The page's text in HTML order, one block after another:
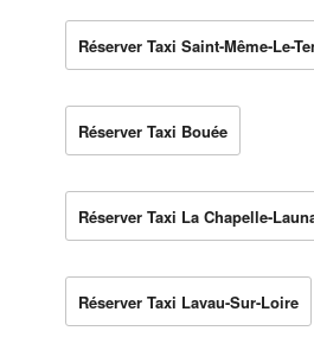
Réserver Taxi Saint-Même-Le-
Réserver Taxi Bouée
Réserver Taxi La Chapelle-
Réserver Taxi Lavau-Sur-Loire